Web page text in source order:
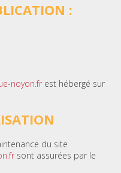
:
noyon.fr est hébergé sur
du site
sont assurées par le